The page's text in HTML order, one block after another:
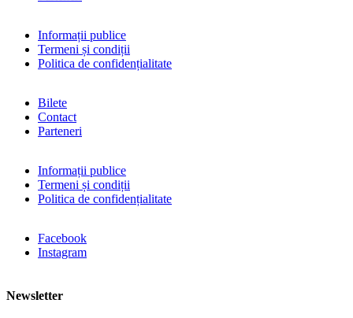
Informații publice
Termeni și condiții
Politica de confidențialitate
Bilete
Contact
Parteneri
Informații publice
Termeni și condiții
Politica de confidențialitate
Facebook
Instagram
Newsletter